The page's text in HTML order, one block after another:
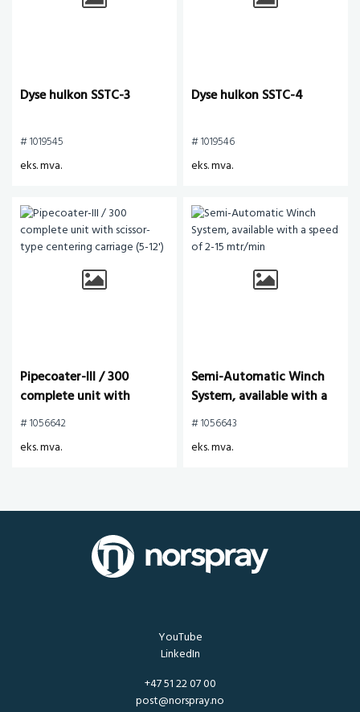
Dyse hulkon SSTC-3
# 1019545
eks. mva.
Dyse hulkon SSTC-4
# 1019546
eks. mva.
Pipecoater-III / 300
complete unit with
scissor-type centering
# 1056642
eks. mva.
Semi-Automatic Winch
System, available with a
speed of 2-15 mtr/min
# 1056643
eks. mva.
YouTube
LinkedIn
+47 51 22 07 00
post@norspray.no